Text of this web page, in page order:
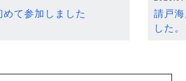
て参加しました
請戸
した。